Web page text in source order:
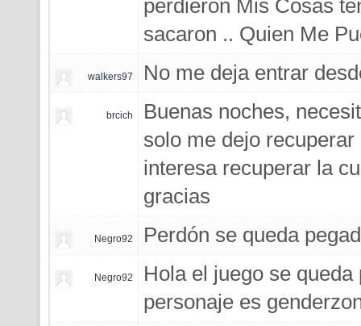
perdieron Mis Cosas
sacaron .. Quien Me
walkers97 No me deja entrar
brcich
Buenas noches,
solo me dejo
interesa recuperar la
gracias
Negro92 Perdón se queda
Negro92
Hola el juego se
personaje es